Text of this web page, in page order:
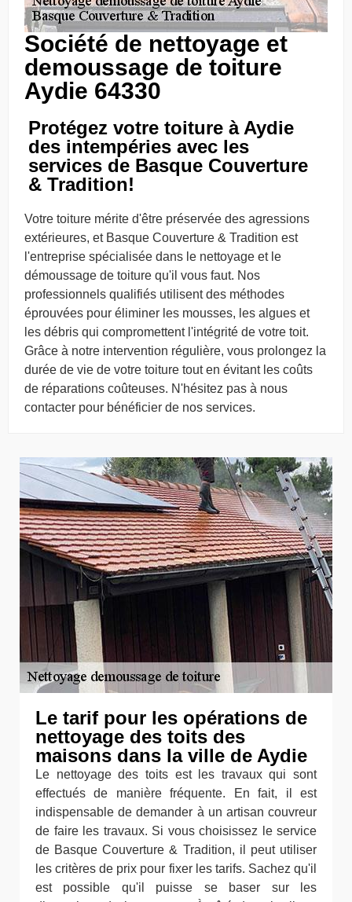
Société de nettoyage et
demoussage de toiture
Aydie 64330
Protégez votre toiture à Aydie
des intempéries avec les
services de Basque Couverture
& Tradition!
Votre toiture mérite d'être préservée des agressions
extérieures, et Basque Couverture & Tradition est
l'entreprise spécialisée dans le nettoyage et le
démoussage de toiture qu'il vous faut. Nos
professionnels qualifiés utilisent des méthodes
éprouvées pour éliminer les mousses, les algues et
les débris qui compromettent l'intégrité de votre toit.
Grâce à notre intervention régulière, vous prolongez la
durée de vie de votre toiture tout en évitant les coûts
de réparations coûteuses. N'hésitez pas à nous
contacter pour bénéficier de nos services.
Le tarif pour les opérations de
nettoyage des toits des
maisons dans la ville de Aydie
Le nettoyage des toits est les travaux qui sont
effectués de manière fréquente. En fait, il est
indispensable de demander à un artisan couvreur
de faire les travaux. Si vous choisissez le service
de Basque Couverture & Tradition, il peut utiliser
les critères de prix pour fixer les tarifs. Sachez qu'il
est possible qu'il puisse se baser sur les